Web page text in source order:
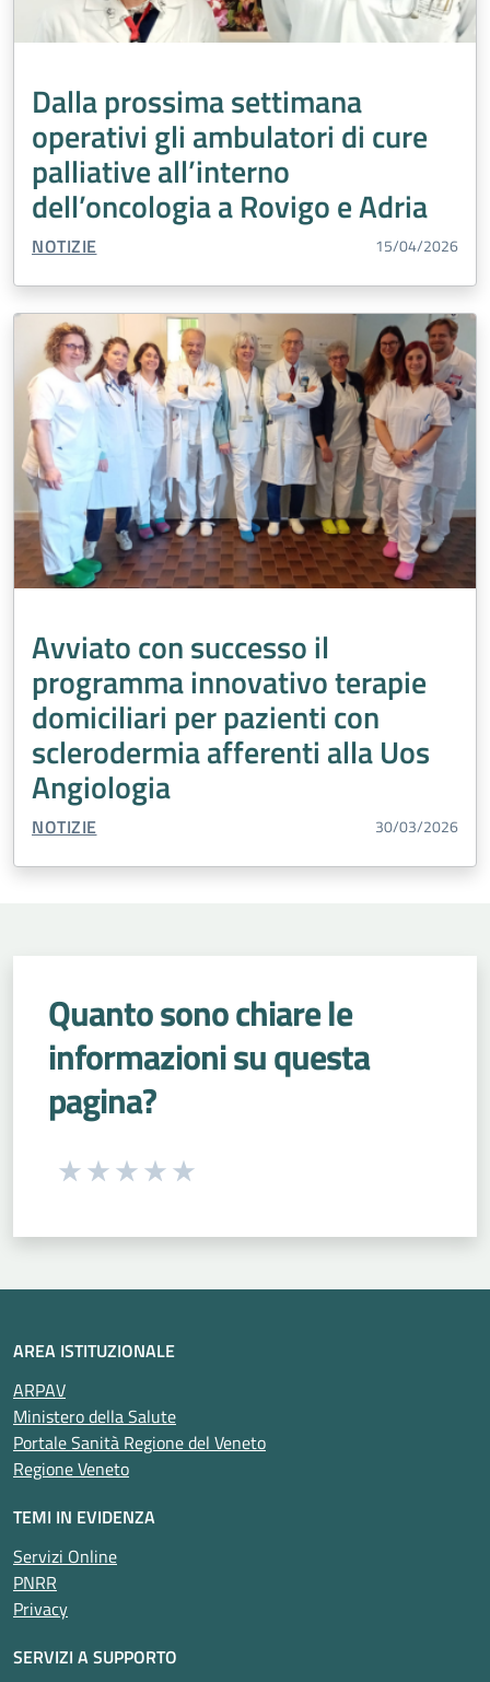
Dalla prossima settimana
operativi gli ambulatori di cure
palliative all’interno
dell’oncologia a Rovigo e Adria
TIPO CONTENUTO:
NOTIZIE 15/04/2026
Avviato con successo il
programma innovativo terapie
domiciliari per pazienti con
sclerodermia afferenti alla Uos
Angiologia
TIPO CONTENUTO:
NOTIZIE 30/03/2026
Quanto sono chiare le
informazioni su questa
pagina?
Seleziona una valutazione da 1 a 5 stelle
AREA ISTITUZIONALE
ARPAV
Ministero della Salute
Portale Sanità Regione del Veneto
Regione Veneto
TEMI IN EVIDENZA
Servizi Online
PNRR
Privacy
SERVIZI A SUPPORTO